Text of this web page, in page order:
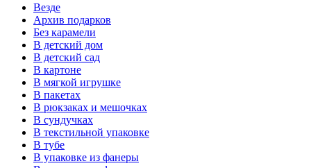
Везде
Архив подарков
Без карамели
В детский дом
В детский сад
В картоне
В мягкой игрушке
В пакетах
В рюкзаках и мешочках
В сундучках
В текстильной упаковке
В тубе
В упаковке из фанеры